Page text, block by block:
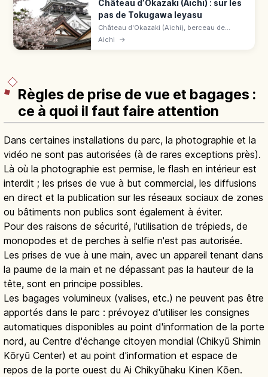
Château d’Okazaki (Aichi) : sur les
pas de Tokugawa Ieyasu
Château d'Okazaki (Aichi), berceau de
Tokugawa Ieyasu (« Tatsuki-jō »). Donjon de
Aichi →
Règles de prise de vue et bagages :
ce à quoi il faut faire attention
Dans certaines installations du parc, la photographie et la
vidéo ne sont pas autorisées (à de rares exceptions près).
Là où la photographie est permise, le flash en intérieur est
interdit ; les prises de vue à but commercial, les diffusions
en direct et la publication sur les réseaux sociaux de zones
ou bâtiments non publics sont également à éviter.
Pour des raisons de sécurité, l'utilisation de trépieds, de
monopodes et de perches à selfie n'est pas autorisée.
Les prises de vue à une main, avec un appareil tenant dans
la paume de la main et ne dépassant pas la hauteur de la
tête, sont en principe possibles.
Les bagages volumineux (valises, etc.) ne peuvent pas être
apportés dans le parc : prévoyez d'utiliser les consignes
automatiques disponibles au point d'information de la porte
nord, au Centre d'échange citoyen mondial (Chikyū Shimin
Kōryū Center) et au point d'information et espace de
repos de la porte ouest du Ai Chikyūhaku Kinen Kōen.